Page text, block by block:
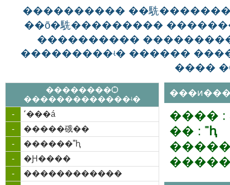
���������� ��駪
��õ�駪���������
����������
���������ʵ� ������
����
��������Ѻ
�������������ʵ�
-
˹���á
-
�����硪��
-
������˭ԧ
-
�Ԩ����
-
������������
���� :
�� : ˭ԧ